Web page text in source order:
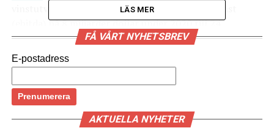
vinstutveckling under pandemiåren – från en vinst
(ebitda) på 8 miljarder dollar under 2020 till 24
miljarder dollar under 2021 och en prognos för 2022 på
en prognos för 2022 på 37 miljarder dollar. (
LÄS OCKSÅ:
Aldi lämnar Danmark – norska Rema 1000 tar över
större delen av butikerna
LÄS MER
FÅ VÅRT NYHETSBREV
E-postadress
AKTUELLA NYHETER